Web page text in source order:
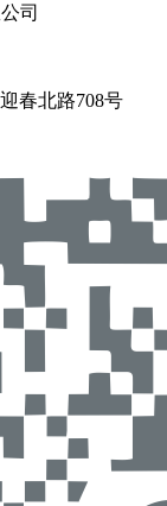
司
迎春北路708号